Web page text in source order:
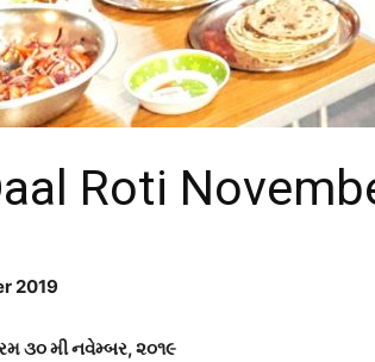
Roti
2019
૩૦ મી નવેમ્બર, ૨૦૧૯